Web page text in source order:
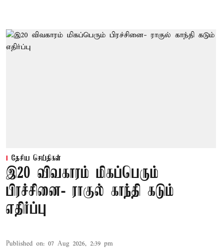
தேசிய செய்திகள்
இ20 விவகாரம் மிகப்பெரும்
பிரச்சினை- ராகுல் காந்தி கடும்
எதிர்ப்பு
Published on: 07 Aug 2026, 2:39 pm